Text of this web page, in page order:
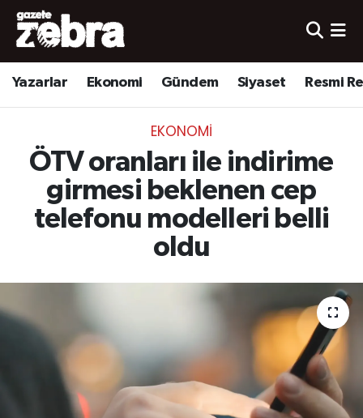
Yazarlar Ekonomi Gündem Siyaset Resmi
EKONOMI
ÖTV oranları ile indirime
girmesi beklenen cep
telefonu modelleri belli
oldu
Yazarlar
Ekonomi
Kültür-Sanat
Yerel
Spor
Nöbetçi Eczaneler
Hava Durumu
Trafik Durumu
Süper Lig Puan Durumu ve Fikstür
Tüm Manşetler